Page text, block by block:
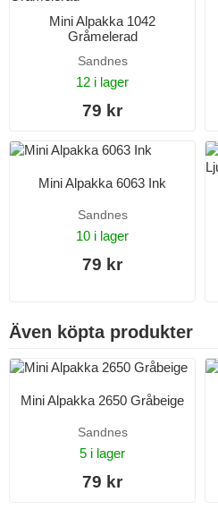
Mini Alpakka 1042
Gråmelerad
Sandnes
12 i lager
79 kr
Mini Alpakka 6063 Ink
Sandnes
10 i lager
79 kr
Även köpta produkter
Mini Alpakka 2650 Gråbeige
Sandnes
5 i lager
79 kr